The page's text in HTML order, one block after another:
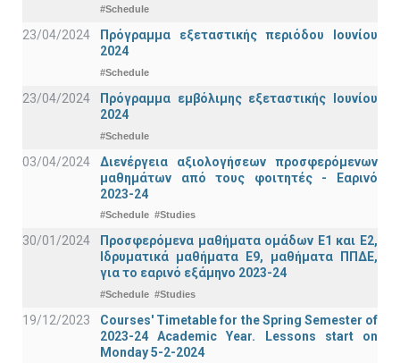
#Schedule
23/04/2024
Πρόγραμμα εξεταστικής περιόδου Ιουνίου
2024
#Schedule
23/04/2024
Πρόγραμμα εμβόλιμης εξεταστικής Ιουνίου
2024
#Schedule
03/04/2024
Διενέργεια αξιολογήσεων προσφερόμενων
μαθημάτων από τους φοιτητές - Εαρινό
2023-24
#Schedule #Studies
30/01/2024
Προσφερόμενα μαθήματα ομάδων Ε1 και Ε2,
Ιδρυματικά μαθήματα Ε9, μαθήματα ΠΠΔΕ,
για το εαρινό εξάμηνο 2023-24
#Schedule #Studies
19/12/2023
Courses' Timetable for the Spring Semester of
2023-24 Academic Year. Lessons start on
Monday 5-2-2024